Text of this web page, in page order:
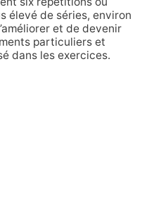
élevé de séries, environ
et de devenir
particuliers et
dans les exercices.